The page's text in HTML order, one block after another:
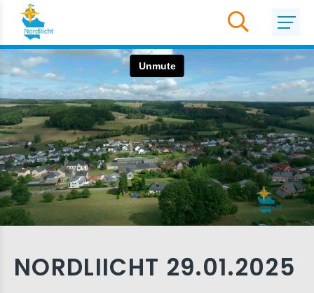
NORDLIICHT 29.01.2025